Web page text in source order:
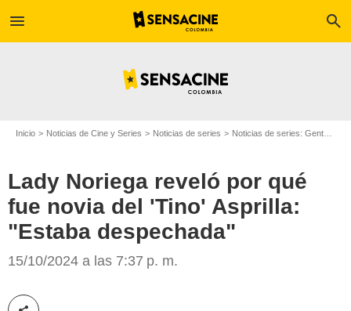
menu search
Inicio Noticias de Cine y Series Noticias de series Noticias de series: Gente
Lady Noriega reveló por qué
fue novia del 'Tino' Asprilla:
"Estaba despechada"
15/10/2024 a las 7:37 p. m.
Caracol Televisión